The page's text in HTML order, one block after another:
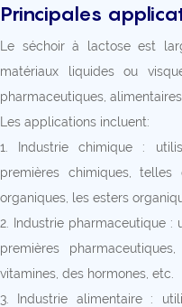
Principales
Le séchoir à lactose est
matériaux liquides ou
pharmaceutiques,
Les applications incluent:
1. Industrie chimique :
premières chimiques,
organiques, les esters
2. Industrie pharmaceutique :
premières
vitamines, des hormones, etc.
3. Industrie alimentaire :